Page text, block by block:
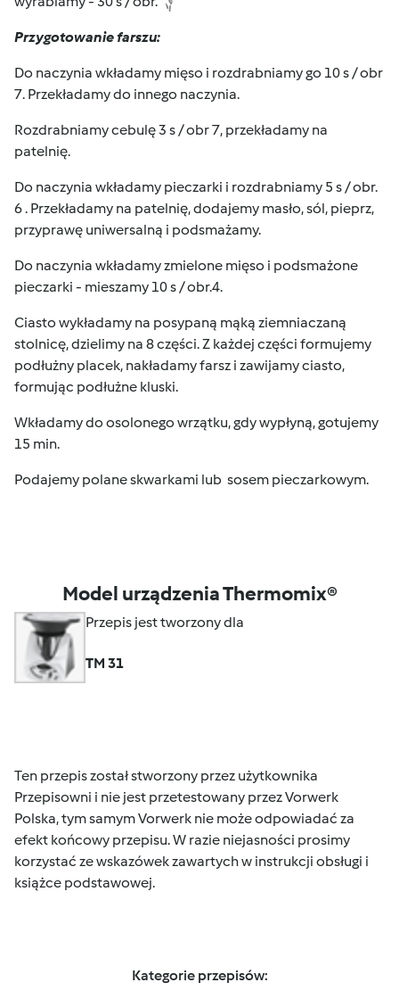
Przygotowanie farszu:
Do naczynia wkładamy mięso i rozdrabniamy go 10 s / obr
7. Przekładamy do innego naczynia.
Rozdrabniamy cebulę 3 s / obr 7, przekładamy na
patelnię.
Do naczynia wkładamy pieczarki i rozdrabniamy 5 s / obr.
6 . Przekładamy na patelnię, dodajemy masło, sól, pieprz,
przyprawę uniwersalną i podsmażamy.
Do naczynia wkładamy zmielone mięso i podsmażone
pieczarki - mieszamy 10 s / obr.4.
Ciasto wykładamy na posypaną mąką ziemniaczaną
stolnicę, dzielimy na 8 części. Z każdej części formujemy
podłużny placek, nakładamy farsz i zawijamy ciasto,
formując podłużne kluski.
Wkładamy do osolonego wrzątku, gdy wypłyną, gotujemy
15 min.
Podajemy polane skwarkami lub sosem pieczarkowym.
Model urządzenia Thermomix®
Przepis jest tworzony dla
TM 31
Ten przepis został stworzony przez użytkownika
Przepisowni i nie jest przetestowany przez Vorwerk
Polska, tym samym Vorwerk nie może odpowiadać za
efekt końcowy przepisu. W razie niejasności prosimy
korzystać ze wskazówek zawartych w instrukcji obsługi i
książce podstawowej.
Kategorie przepisów: